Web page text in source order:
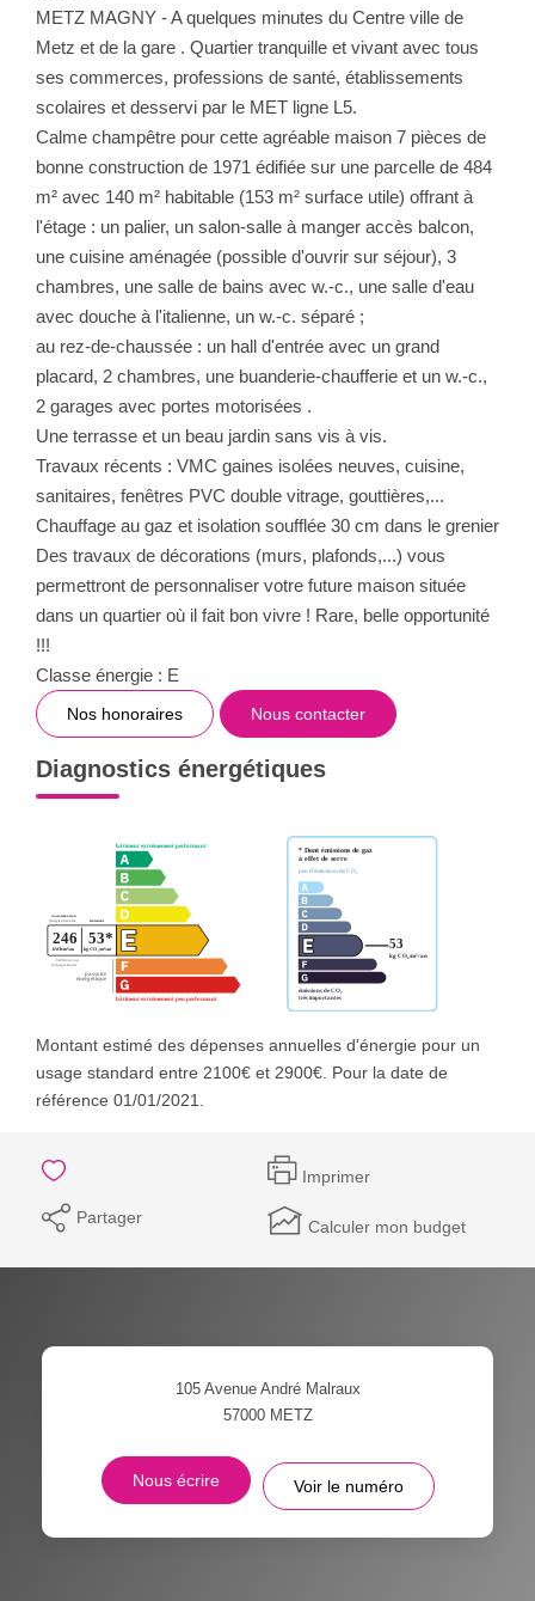
METZ MAGNY - A quelques minutes du Centre ville de
Metz et de la gare . Quartier tranquille et vivant avec tous
ses commerces, professions de santé, établissements
scolaires et desservi par le MET ligne L5.
Calme champêtre pour cette agréable maison 7 pièces de
bonne construction de 1971 édifiée sur une parcelle de 484
m² avec 140 m² habitable (153 m² surface utile) offrant à
l'étage : un palier, un salon-salle à manger accès balcon,
une cuisine aménagée (possible d'ouvrir sur séjour), 3
chambres, une salle de bains avec w.-c., une salle d'eau
avec douche à l'italienne, un w.-c. séparé ;
au rez-de-chaussée : un hall d'entrée avec un grand
placard, 2 chambres, une buanderie-chaufferie et un w.-c.,
2 garages avec portes motorisées .
Une terrasse et un beau jardin sans vis à vis.
Travaux récents : VMC gaines isolées neuves, cuisine,
sanitaires, fenêtres PVC double vitrage, gouttières,...
Chauffage au gaz et isolation soufflée 30 cm dans le grenier
Des travaux de décorations (murs, plafonds,...) vous
permettront de personnaliser votre future maison située
dans un quartier où il fait bon vivre ! Rare, belle opportunité
!!!
Classe énergie : E
Nos honoraires Nous contacter
Diagnostics énergétiques
Montant estimé des dépenses annuelles d'énergie pour un
usage standard entre 2100€ et 2900€. Pour la date de
référence 01/01/2021.
Imprimer
Partager Calculer mon budget
105 Avenue André Malraux
57000 METZ
Nous écrire Voir le numéro